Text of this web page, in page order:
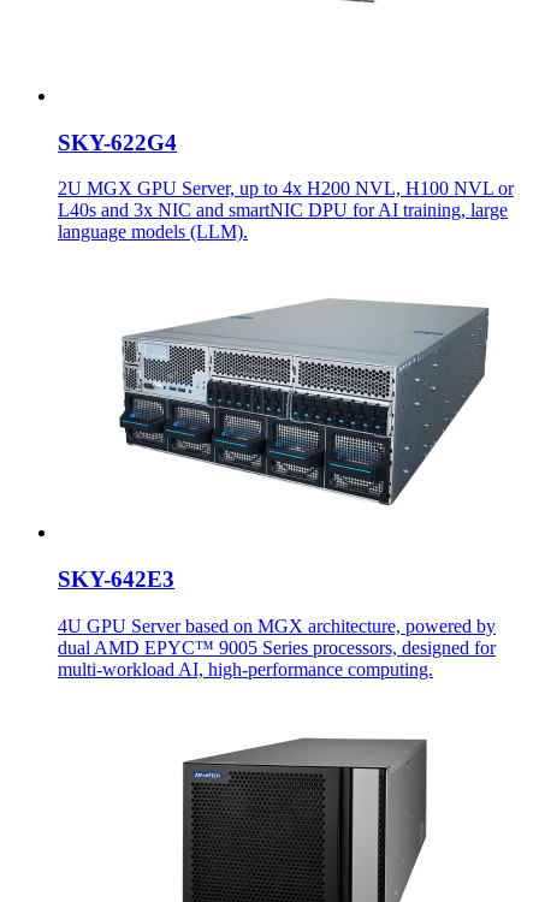
SKY-622G4
2U MGX GPU Server, up to 4x H200 NVL, H100 NVL or
L40s and 3x NIC and smartNIC DPU for AI training, large
language models (LLM).
SKY-642E3
4U GPU Server based on MGX architecture, powered by
dual AMD EPYC™ 9005 Series processors, designed for
multi-workload AI, high-performance computing.